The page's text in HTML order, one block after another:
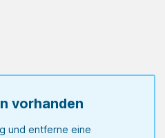
vorhanden
und entferne eine